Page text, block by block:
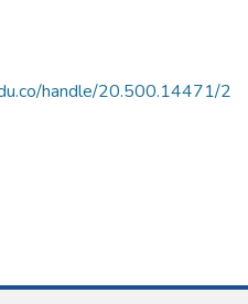
handle/20.500.14471/2